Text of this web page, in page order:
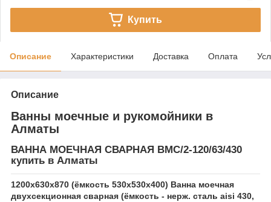
Купить
Описание Характеристики Доставка Оплата
Описание
Ванны моечные и рукомойники в
Алматы
ВАННА МОЕЧНАЯ СВАРНАЯ ВМС/2-120/63/430
купить в Алматы
1200х630х870 (ёмкость 530х530х400) Ванна моечная
двухсекционная сварная (ёмкость - нерж. сталь aisi 430,